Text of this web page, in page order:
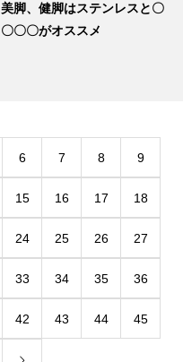
美脚、健脚はステンレスと〇
〇〇〇がオススメ
6 7 8 9
15 16 17 18
24 25 26 27
33 34 35 36
42 43 44 45